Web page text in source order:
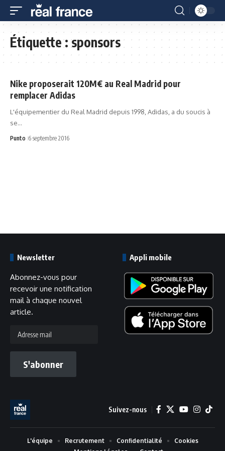
Étiquette :sponsors
Nike proposerait 120M€ au Real Madrid pour
remplacer Adidas
L'équipementier du Real Madrid depuis 1998, Adidas, a du soucis à
se…
Punto 6 septembre 2016
Newsletter
Abonnez-vous pour
recevoir une notification
mail à chaque nouvel
article.
mail
S'abonner
Appli mobile
Suivez-nous
L'équipe Recrutement Confidentialité
Cookies